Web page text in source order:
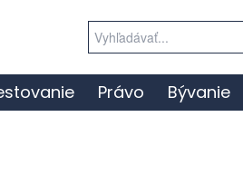
for:
Právo Bývanie